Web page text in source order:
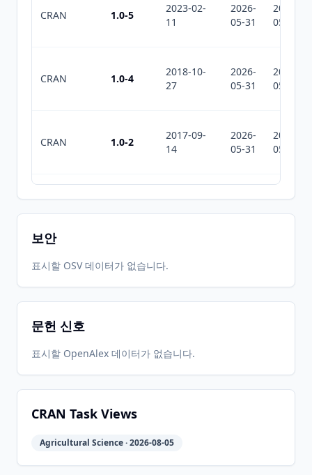
CRAN 1.0-5
2023-02-
11
2026-
05-31
2026-
05-31
CRAN 1.0-4
2018-10-
27
2026-
05-31
2026-
05-31
CRAN 1.0-2
2017-09-
14
2026-
05-31
2026-
05-31
2017-07-
26
2026-
05-31
2026-
05-31
CRAN 1.0-0
CRAN
2015-08-
2026-
2026-
26
05-31
05-31
보안
표시할 OSV 데이터가 없습니다.
문헌 신호
표시할 OpenAlex 데이터가 없습니다.
CRAN Task Views
Agricultural Science · 2026-08-05